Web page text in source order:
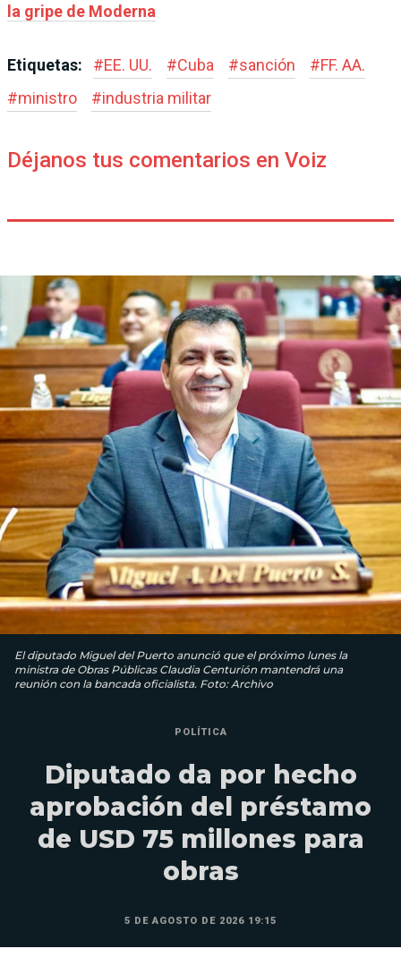
la gripe de Moderna
Etiquetas: #EE. UU. #Cuba #sanción #FF. AA.
#ministro #industria militar
Déjanos tus comentarios en Voiz
El diputado Miguel del Puerto anunció que el próximo lunes la
ministra de Obras Públicas Claudia Centurión mantendrá una
reunión con la bancada oficialista. Foto: Archivo
POLÍTICA
Diputado da por hecho
aprobación del préstamo
de USD 75 millones para
obras
5 DE AGOSTO DE 2026 19:15